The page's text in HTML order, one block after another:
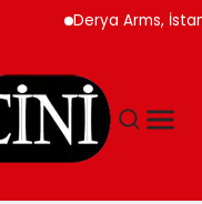
Derya Arms, İstanbul